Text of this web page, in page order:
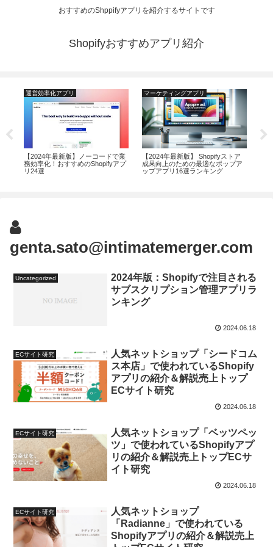
おすすめのShppifyアプリを紹介するサイトです
Shopifyおすすめアプリ紹介
運営効率化アプリ
【2024年最新版】ノーコードで業
務効率化！おすすめのShopifyアプ
リ24選
マーケティングアプリ
【2024年最新版】 Shopifyストア
成果向上のための最適なポップア
ップアプリ16選ランキング
genta.sato@intimatemerger.com
Uncategorized
2024年版：Shopifyで注目される
サブスクリプション管理アプリラ
ンキング
2024.06.18
ECサイト研究
人気ネットショップ「シードコム
ス本店」で使われているShopify
アプリの紹介＆解説売上トップ
ECサイト研究
2024.06.18
ECサイト研究
人気ネットショップ「ベッツペッ
ツ」で使われているShopifyアプ
リの紹介＆解説売上トップECサ
イト研究
2024.06.18
ECサイト研究
人気ネットショップ
「Radianne」で使われている
Shopifyアプリの紹介＆解説売上